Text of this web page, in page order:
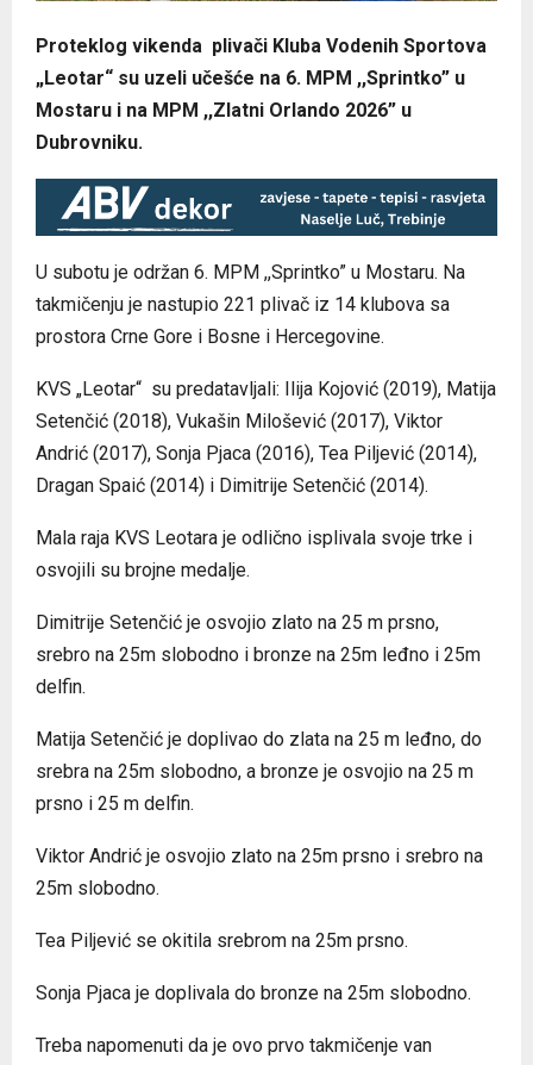
Proteklog vikenda plivači Kluba Vodenih Sportova
„Leotar“ su uzeli učešće na 6. MPM ,,Sprintko” u
Mostaru i na MPM ,,Zlatni Orlando 2026” u
Dubrovniku.
U subotu je održan 6. MPM ,,Sprintko” u Mostaru. Na
takmičenju je nastupio 221 plivač iz 14 klubova sa
prostora Crne Gore i Bosne i Hercegovine.
KVS „Leotar“ su predatavljali: Ilija Kojović (2019), Matija
Setenčić (2018), Vukašin Milošević (2017), Viktor
Andrić (2017), Sonja Pjaca (2016), Tea Piljević (2014),
Dragan Spaić (2014) i Dimitrije Setenčić (2014).
Mala raja KVS Leotara je odlično isplivala svoje trke i
osvojili su brojne medalje.
Dimitrije Setenčić je osvojio zlato na 25 m prsno,
srebro na 25m slobodno i bronze na 25m leđno i 25m
delfin.
Matija Setenčić je doplivao do zlata na 25 m leđno, do
srebra na 25m slobodno, a bronze je osvojio na 25 m
prsno i 25 m delfin.
Viktor Andrić je osvojio zlato na 25m prsno i srebro na
25m slobodno.
Tea Piljević se okitila srebrom na 25m prsno.
Sonja Pjaca je doplivala do bronze na 25m slobodno.
Treba napomenuti da je ovo prvo takmičenje van